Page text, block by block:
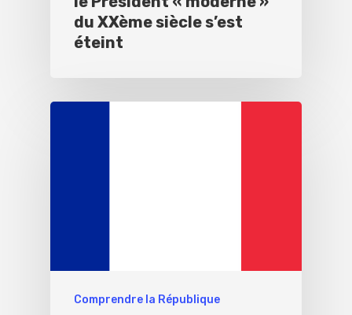
du XXème siècle s’est
éteint
Comprendre la République